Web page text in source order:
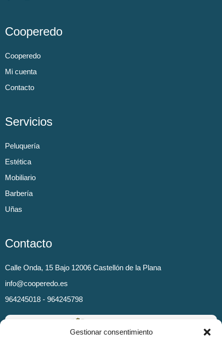
Gestionar consentimiento
Cooperedo
Cooperedo
Mi cuenta
Contacto
Servicios
Peluquería
Estética
Mobiliario
Barbería
Uñas
Contacto
Calle Onda, 15 Bajo 12006 Castellón de la Plana
info@cooperedo.es
964245018 - 964245798